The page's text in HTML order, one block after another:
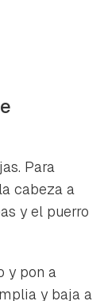
has de
Para
cabeza a
y el puerro
y pon a
y baja a